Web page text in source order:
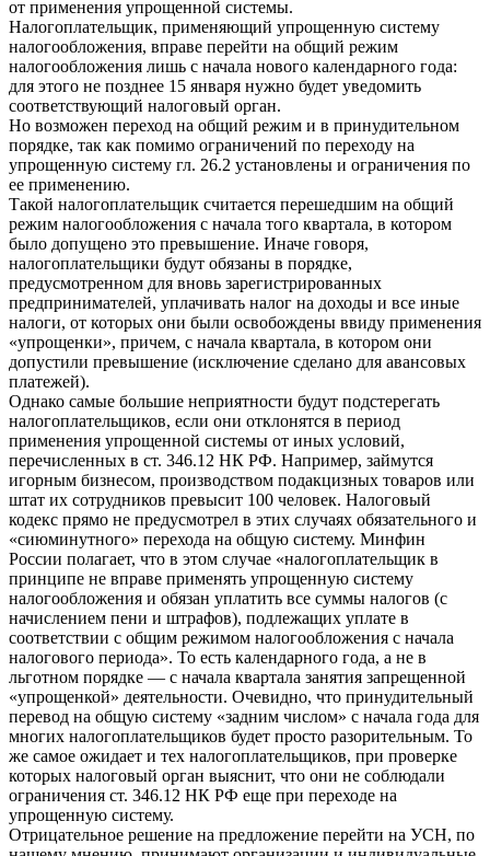
от применения упрощенной системы.
Налогоплательщик, применяющий упрощенную систему
налогообложения, вправе перейти на общий режим
налогообложения лишь с начала нового календарного года:
для этого не позднее 15 января нужно будет уведомить
соответствующий налоговый орган.
Но возможен переход на общий режим и в принудительном
порядке, так как помимо ограничений по переходу на
упрощенную систему гл. 26.2 установлены и ограничения по
ее применению.
Такой налогоплательщик считается перешедшим на общий
режим налогообложения с начала того квартала, в котором
было допущено это превышение. Иначе говоря,
налогоплательщики будут обязаны в порядке,
предусмотренном для вновь зарегистрированных
предпринимателей, уплачивать налог на доходы и все иные
налоги, от которых они были освобождены ввиду применения
«упрощенки», причем, с начала квартала, в котором они
допустили превышение (исключение сделано для авансовых
платежей).
Однако самые большие неприятности будут подстерегать
налогоплательщиков, если они отклонятся в период
применения упрощенной системы от иных условий,
перечисленных в ст. 346.12 НК РФ. Например, займутся
игорным бизнесом, производством подакцизных товаров или
штат их сотрудников превысит 100 человек. Налоговый
кодекс прямо не предусмотрел в этих случаях обязательного и
«сиюминутного» перехода на общую систему. Минфин
России полагает, что в этом случае «налогоплательщик в
принципе не вправе применять упрощенную систему
налогообложения и обязан уплатить все суммы налогов (с
начислением пени и штрафов), подлежащих уплате в
соответствии с общим режимом налогообложения с начала
налогового периода». То есть календарного года, а не в
льготном порядке — с начала квартала занятия запрещенной
«упрощенкой» деятельности. Очевидно, что принудительный
перевод на общую систему «задним числом» с начала года для
многих налогоплательщиков будет просто разорительным. То
же самое ожидает и тех налогоплательщиков, при проверке
которых налоговый орган выяснит, что они не соблюдали
ограничения ст. 346.12 НК РФ еще при переходе на
упрощенную систему.
Отрицательное решение на предложение перейти на УСН, по